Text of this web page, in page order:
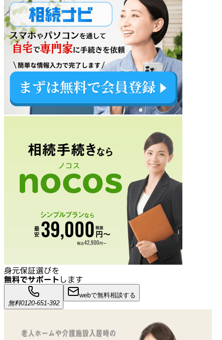
身元保証選びを
無料でサポート します
無料0120-651-392
webで無料相談する